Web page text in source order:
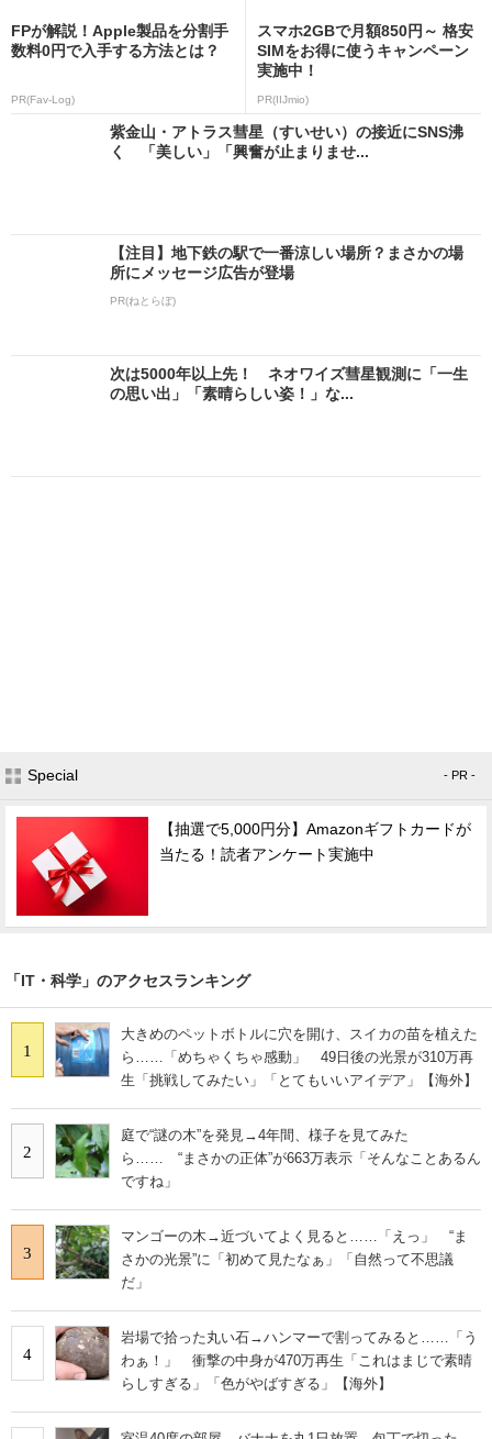
FPが解説！Apple製品を分割手
数料0円で入手する方法とは？
PR(Fav-Log)
スマホ2GBで月額850円～ 格安
SIMをお得に使うキャンペーン
実施中！
PR(IIJmio)
紫金山・アトラス彗星（すいせい）の接近にSNS沸
く 「美しい」「興奮が止まりませ...
【注目】地下鉄の駅で一番涼しい場所？まさかの場
所にメッセージ広告が登場
PR(ねとらぼ)
次は5000年以上先！ ネオワイズ彗星観測に「一生
の思い出」「素晴らしい姿！」な...
Special - PR -
【抽選で5,000円分】Amazonギフトカードが
当たる！読者アンケート実施中
「IT・科学」のアクセスランキング
1
大きめのペットボトルに穴を開け、スイカの苗を植えた
ら……「めちゃくちゃ感動」 49日後の光景が310万再
生「挑戦してみたい」「とてもいいアイデア」【海外】
2
庭で“謎の木”を発見→4年間、様子を見てみた
ら…… “まさかの正体”が663万表示「そんなことあるん
ですね」
3
マンゴーの木→近づいてよく見ると……「えっ」 “ま
さかの光景”に「初めて見たなぁ」「自然って不思議
だ」
4
岩場で拾った丸い石→ハンマーで割ってみると……「う
わぁ！」 衝撃の中身が470万再生「これはまじで素晴
らしすぎる」「色がやばすぎる」【海外】